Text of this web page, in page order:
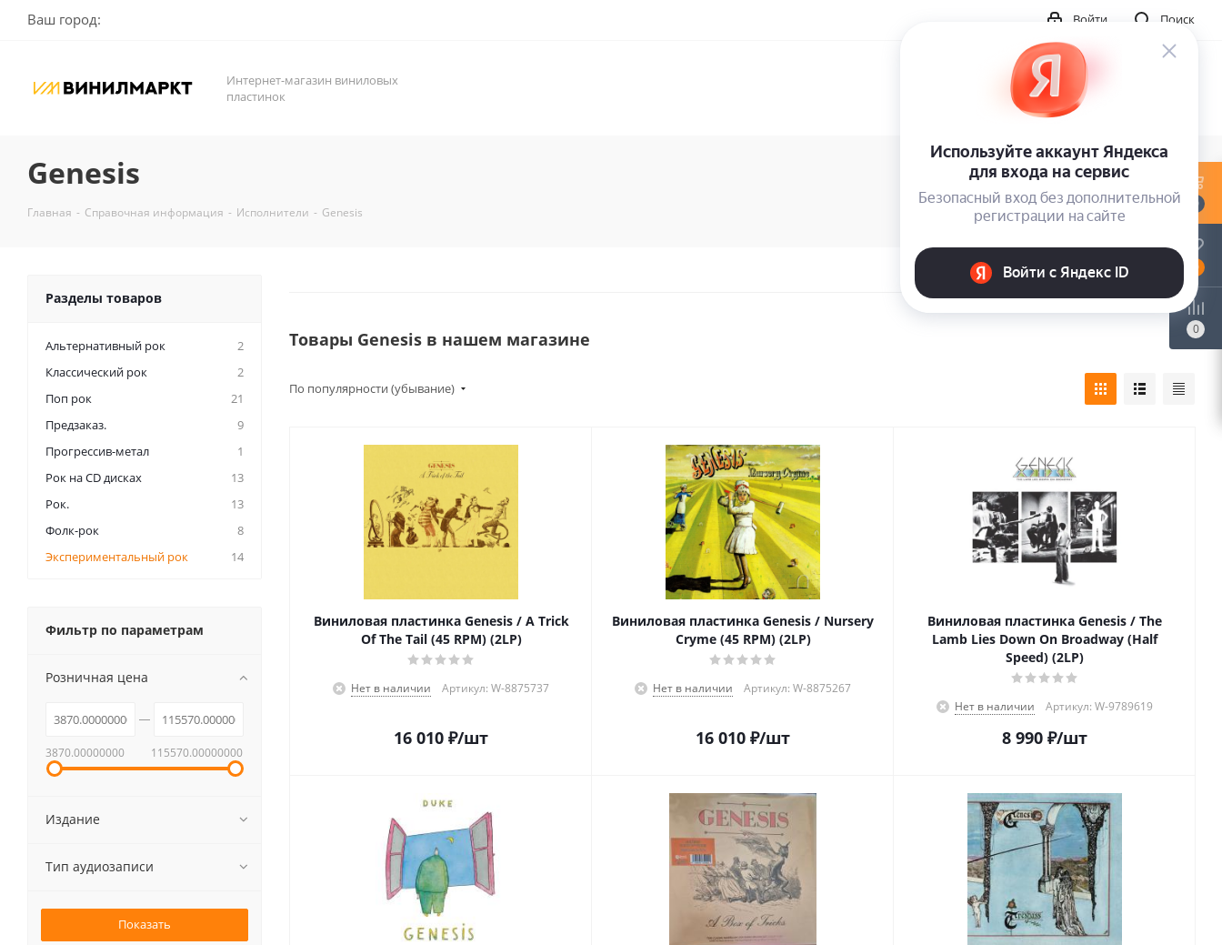
Ваш город: Поиск
Войти
Интернет-магазин виниловых
пластинок
Genesis
Главная - Справочная информация - Исполнители - Genesis
Товары Genesis в нашем магазине
По популярности (убывание)
Виниловая пластинка Genesis / A Trick
Of The Tail (45 RPM) (2LP)
Нет в наличии Артикул: W-8875737
16 010 ₽/шт
Виниловая пластинка Genesis / Nursery
Cryme (45 RPM) (2LP)
Нет в наличии Артикул: W-8875267
16 010 ₽/шт
Виниловая пластинка Genesis / The
Lamb Lies Down On Broadway (Half
Speed) (2LP)
Нет в наличии Артикул: W-9789619
8 990 ₽/шт
Разделы товаров
Альтернативный рок
2
Классический рок
2
Поп рок
21
Предзаказ.
9
Прогрессив-метал
1
Рок на CD дисках
13
Рок.
13
Фолк-рок
8
Экспериментальный рок
14
Фильтр по параметрам
Розничная цена
3870.00000000 115570.00000000
Издание
Тип аудиозаписи
0
0
0